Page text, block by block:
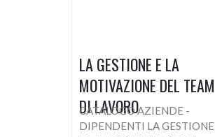
LA GESTIONE E LA
MOTIVAZIONE DEL TEAM
DI LAVORO
CATALOGO AZIENDE -
DIPENDENTI LA GESTIONE